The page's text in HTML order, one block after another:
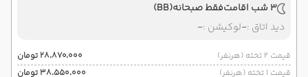
3 شب اقامت فقط صبحانه(BB)
دید اتاق :-لوکیشن :-
قیمت 2 تخته (هرنفر)
۲۸٬۸۷۰٬۰۰۰ تومان
قیمت 1 تخته (هرنفر)
۳۸٬۵۵۰٬۰۰۰ تومان